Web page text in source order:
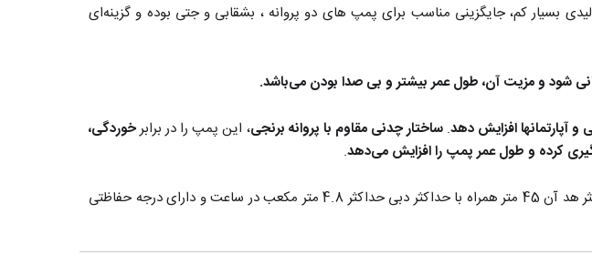
بسیار کم، جایگزینی مناسب برای پمپ های دو پروانه ، بشقابی و جتی بوده و گزینه‌ای
آپارتمانها افزایش دهد. ساختار چدنی مقاوم با پروانه برنجی، این پمپ را در برابرخوردگی،
کرده و طول عمر پمپ را افزایش می‌دهد.
حداکثر دمای سیال در پمپ طبقاتی افقی EMHm2-6 لئو LEO معادل 60+ درجه سانتیگراد بوده، حداکثر هد آن 45 متر همراه با حداکثر دبی حداکثر 4.8 متر مکعب در ساعت و دارای درجه حفاظتی